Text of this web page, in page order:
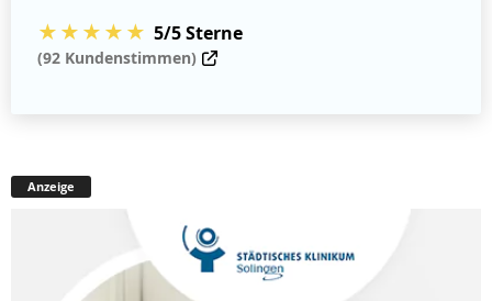
★★★★★ 5/5 Sterne
(92 Kundenstimmen)
Anzeige